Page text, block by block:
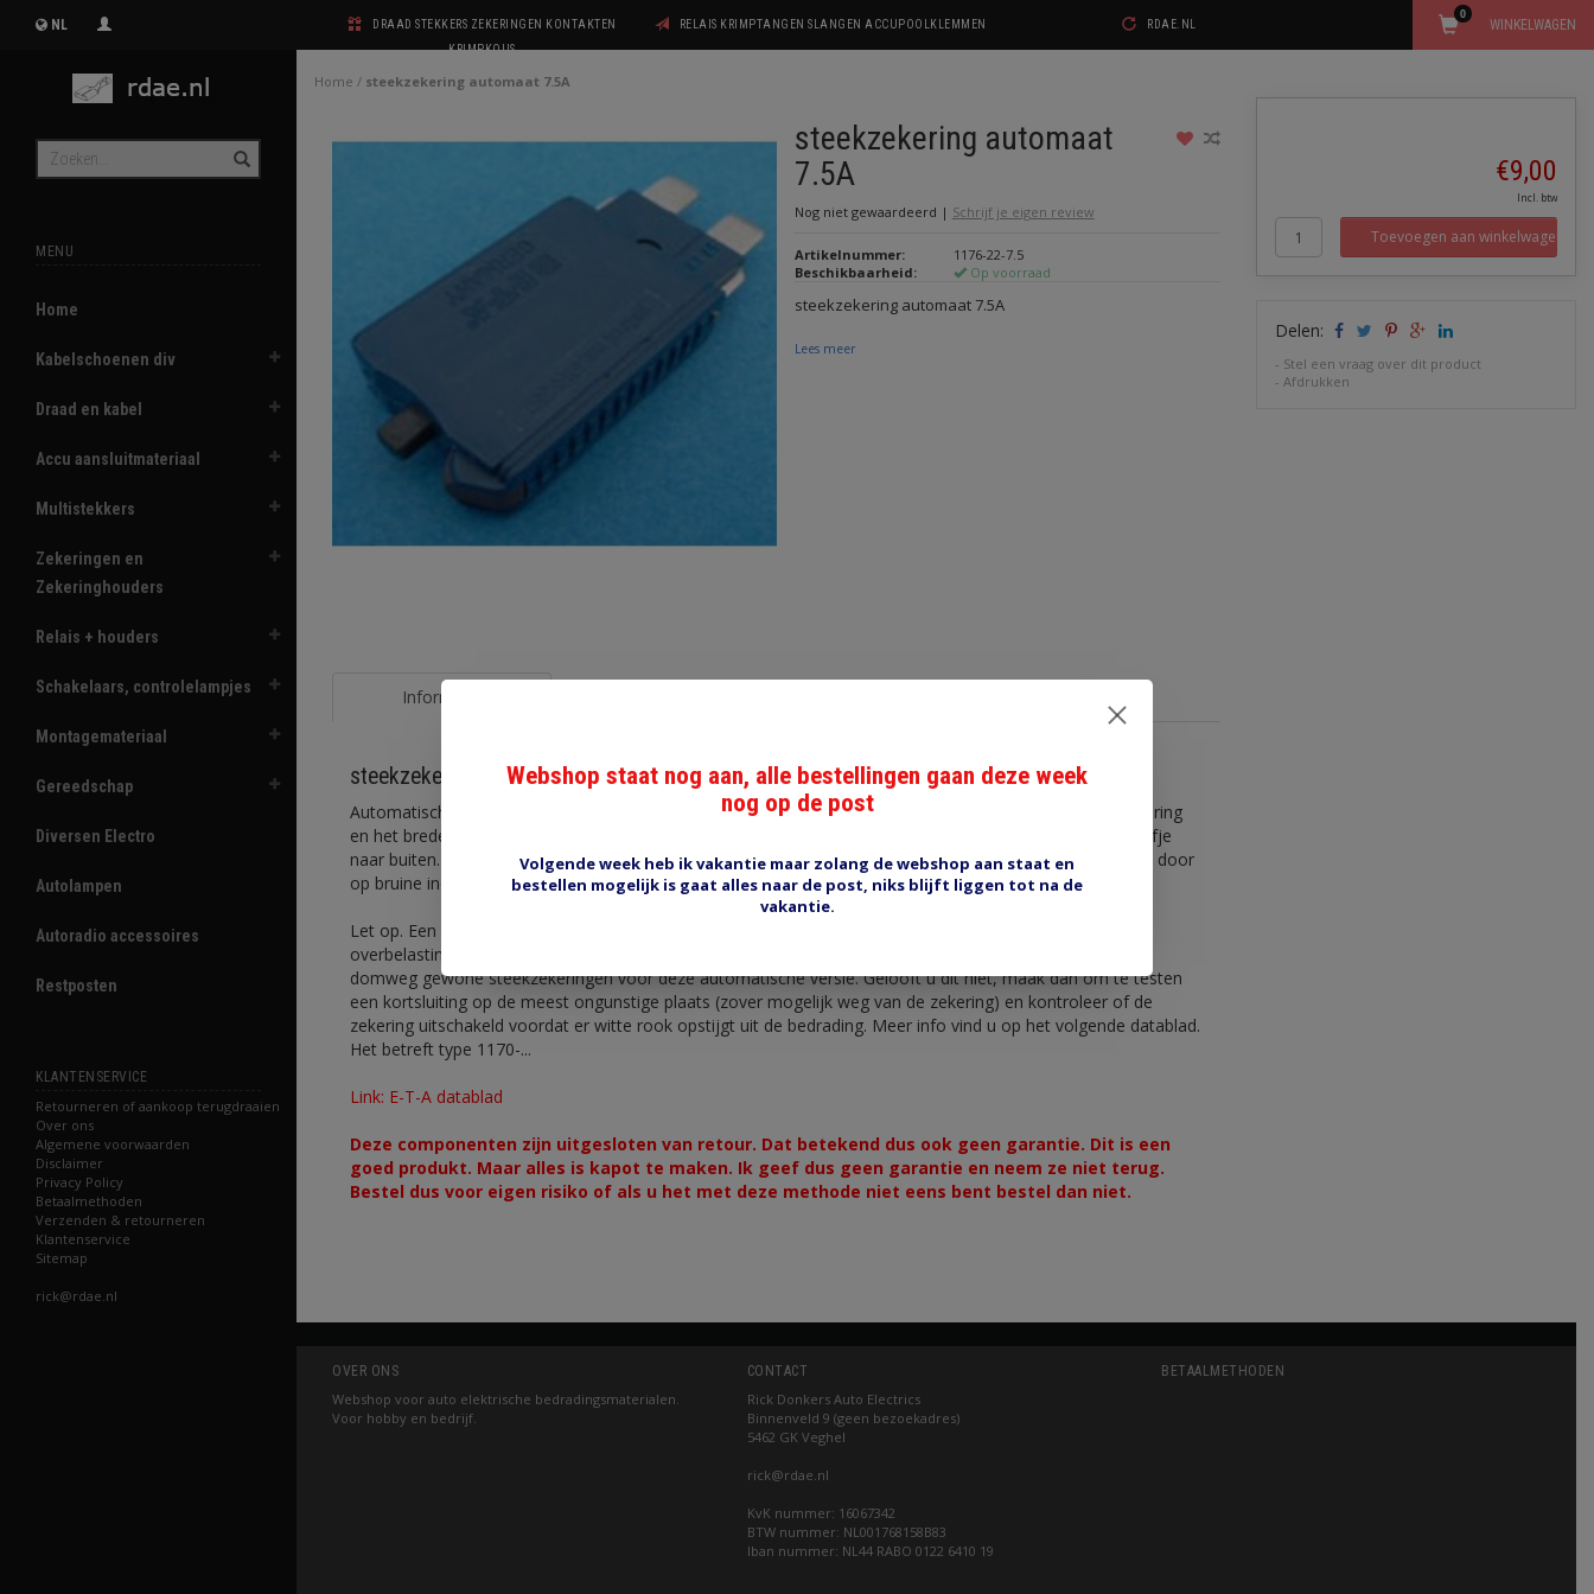
NL
DRAAD STEKKERS ZEKERINGEN KONTAKTEN
KRIMPKOUS
RELAIS KRIMPTANGEN SLANGEN ACCUPOOLKLEMMEN RDAE.NL WINKELWAGEN
0
MENU
Home
Kabelschoenen div
Draad en kabel
Accu aansluitmateriaal
Multistekkers
Zekeringen en
Zekeringhouders
Relais + houders
Schakelaars, controlelampjes
Montagemateriaal
Gereedschap
Diversen Electro
Autolampen
Autoradio accessoires
Restposten
KLANTENSERVICE
Retourneren of aankoop terugdraaien
Over ons
Algemene voorwaarden
Disclaimer
Privacy Policy
Betaalmethoden
Verzenden & retourneren
Klantenservice
Sitemap
rick@rdae.nl
Home / steekzekering automaat 7.5A
steekzekering automaat
7.5A
Nog niet gewaardeerd | Schrijf je eigen review
Artikelnummer:
1176-22-7.5
Beschikbaarheid:
Op voorraad
steekzekering automaat 7.5A
Lees meer
Informatie
steekzekering automaat 7.5A
Automatische thermische steekzekering 7.5A. Indicator bruin. Zekering is 29 mm hoger dan gewone zekering
en het brede deel begint iets eerder dus past niet in alle situaties. Als zekering is uitgeschakeld komt staafje
naar buiten. Is eenvoudig te resetten na enige tijd door terug te drukken. Ook handmatig uit te schakelen door
op bruine indicator te drukken.
Let op. Een thermische zekering reageert niet hetzelfde als een normale steekzekering, bij langdurige
overbelasting zal dat redelijk hetzelfde zijn maar bij een kortsluiting is dat veel trager. Dus vervang nooit
domweg gewone steekzekeringen voor deze automatische versie. Gelooft u dit niet, maak dan om te testen
een kortsluiting op de meest ongunstige plaats (zover mogelijk weg van de zekering) en kontroleer of de
zekering uitschakeld voordat er witte rook opstijgt uit de bedrading. Meer info vind u op het volgende datablad.
Het betreft type 1170-...
Link: E-T-A datablad
Deze componenten zijn uitgesloten van retour. Dat betekend dus ook geen garantie. Dit is een
goed produkt. Maar alles is kapot te maken. Ik geef dus geen garantie en neem ze niet terug.
Bestel dus voor eigen risiko of als u het met deze methode niet eens bent bestel dan niet.
€9,00
Incl. btw
Toevoegen aan winkelwagen
Delen:
- Stel een vraag over dit product
-Afdrukken
OVER ONS
Webshop voor auto elektrische bedradingsmaterialen.
Voor hobby en bedrijf.
CONTACT
Rick Donkers Auto Electrics
Binnenveld 9 (geen bezoekadres)
5462 GK Veghel
rick@rdae.nl
KvK nummer: 16067342
BTW nummer: NL001768158B83
Iban nummer: NL44 RABO 0122 6410 19
BETAALMETHODEN
Webshop staat nog aan, alle bestellingen gaan deze week
nog op de post
Volgende week heb ik vakantie maar zolang de webshop aan staat en
bestellen mogelijk is gaat alles naar de post, niks blijft liggen tot na de
vakantie.